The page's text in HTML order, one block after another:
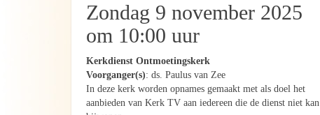
Zondag 9 november 2025
om 10:00 uur
Kerkdienst Ontmoetingskerk
Voorganger(s): ds. Paulus van Zee
In deze kerk worden opnames gemaakt met als doel het
aanbieden van Kerk TV aan iedereen die de dienst niet kan